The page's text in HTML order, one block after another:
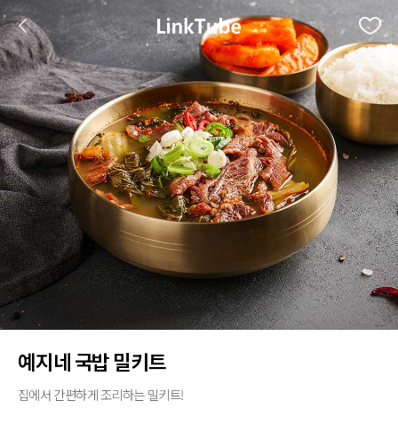
예지네 국밥 밀키트
집에서 간편하게 조리하는 밀키트!